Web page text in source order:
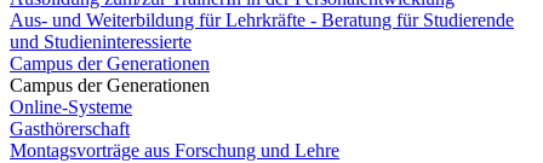
Aus- und Weiterbildung für Lehrkräfte - Beratung für Studierende
und Studieninteressierte
Campus der Generationen
Campus der Generationen
Online-Systeme
Gasthörerschaft
Montagsvorträge aus Forschung und Lehre